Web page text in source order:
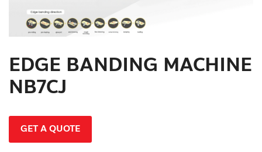
EDGE BANDING MACHINE
NB7CJ
GET A QUOTE